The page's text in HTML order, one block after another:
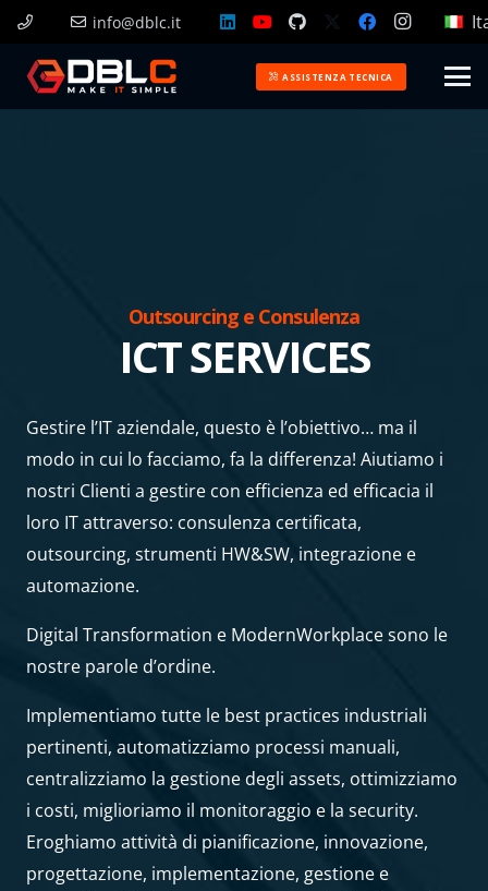
info@dblc.it
ASSISTENZA TECNICA
Outsourcing e Consulenza
ICT SERVICES
Gestire l’IT aziendale, questo è l’obiettivo… ma il
modo in cui lo facciamo, fa la differenza! Aiutiamo i
nostri Clienti a gestire con efficienza ed efficacia il
loro IT attraverso: consulenza certificata,
outsourcing, strumenti HW&SW, integrazione e
automazione.
Digital Transformation e ModernWorkplace sono le
nostre parole d’ordine.
Implementiamo tutte le best practices industriali
pertinenti, automatizziamo processi manuali,
centralizziamo la gestione degli assets, ottimizziamo
i costi, miglioriamo il monitoraggio e la security.
Eroghiamo attività di pianificazione, innovazione,
progettazione, implementazione, gestione e